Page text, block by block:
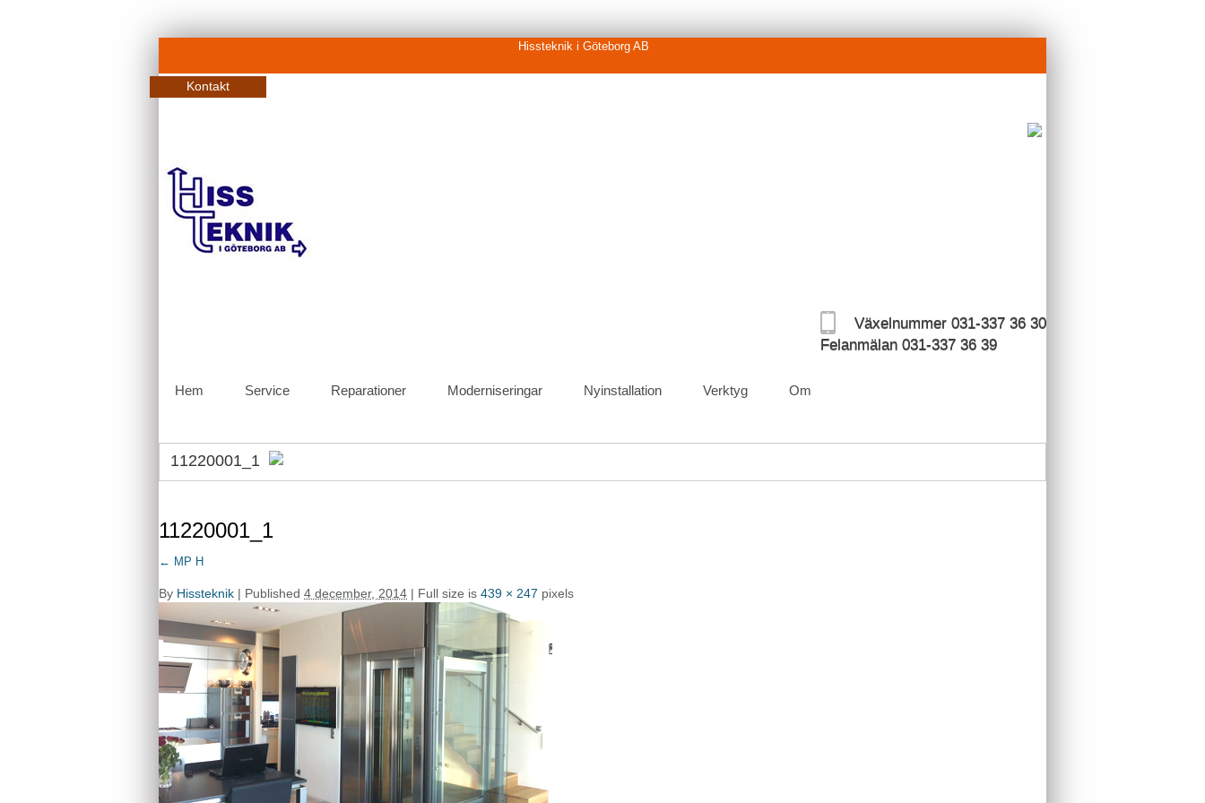
Hissteknik i Göteborg AB
Kontakt
Växelnummer 031-337 36 30
Felanmälan 031-337 36 39
Hem Service Reparationer Moderniseringar Nyinstallation Verktyg Om
11220001_1
11220001_1
← MP H
By Hissteknik | Published 4 december, 2014 | Full size is 439 × 247 pixels